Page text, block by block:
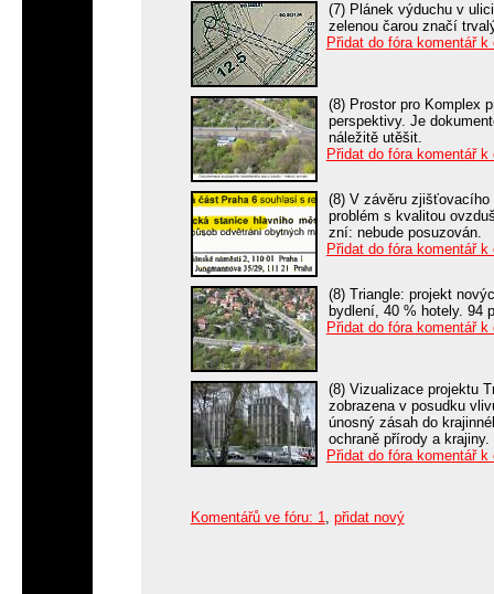
(7) Plánek výduchu v
zelenou čarou značí
Přidat do fóra komentář k
(8) Prostor pro Komplex
perspektivy. Je
náležitě utěšit.
Přidat do fóra komentář k
(8) V závěru
problém s kvalitou
zní: nebude posuzován.
Přidat do fóra komentář k
(8) Triangle: projekt
bydlení, 40 % hotely. 94
Přidat do fóra komentář k
(8) Vizualizace projektu
zobrazena v posudku
únosný zásah do
ochraně přírody a krajiny.
Přidat do fóra komentář k
Komentářů ve fóru: 1, přidat nový